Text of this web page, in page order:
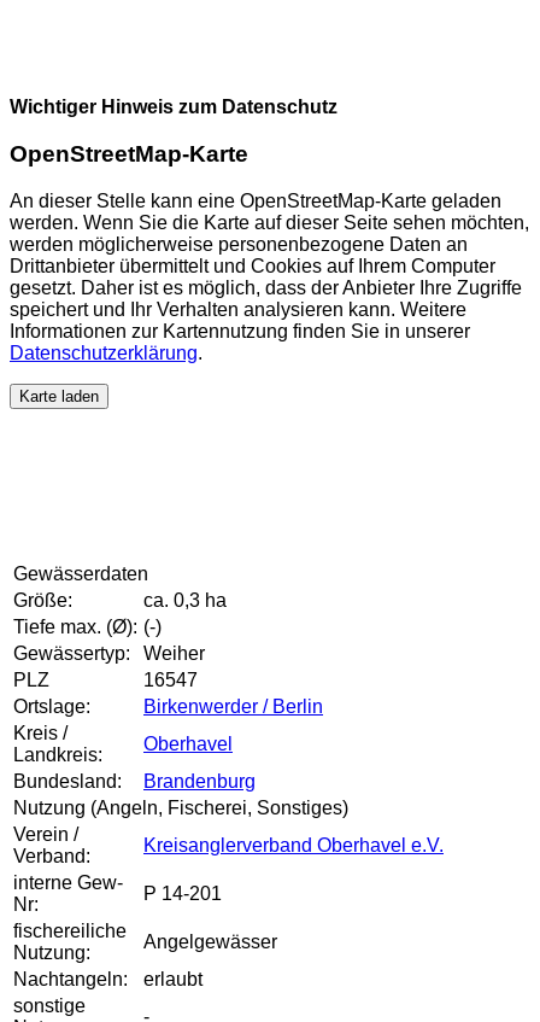
Wichtiger Hinweis zum Datenschutz
OpenStreetMap-Karte
An dieser Stelle kann eine OpenStreetMap-Karte geladen
werden. Wenn Sie die Karte auf dieser Seite sehen möchten,
werden möglicherweise personenbezogene Daten an
Drittanbieter übermittelt und Cookies auf Ihrem Computer
gesetzt. Daher ist es möglich, dass der Anbieter Ihre Zugriffe
speichert und Ihr Verhalten analysieren kann. Weitere
Informationen zur Kartennutzung finden Sie in unserer
Datenschutzerklärung.
Karte laden
Gewässerdaten
Größe:
ca. 0,3 ha
Tiefe max. (Ø): (-)
Gewässertyp:
Weiher
PLZ
16547
Ortslage:
Birkenwerder / Berlin
Kreis /
Landkreis:
Oberhavel
Bundesland:
Brandenburg
Nutzung (Angeln, Fischerei, Sonstiges)
Verein /
Verband:
Kreisanglerverband Oberhavel e.V.
interne Gew-
Nr:
P 14-201
fischereiliche
Nutzung:
Angelgewässer
Nachtangeln:
erlaubt
sonstige
-